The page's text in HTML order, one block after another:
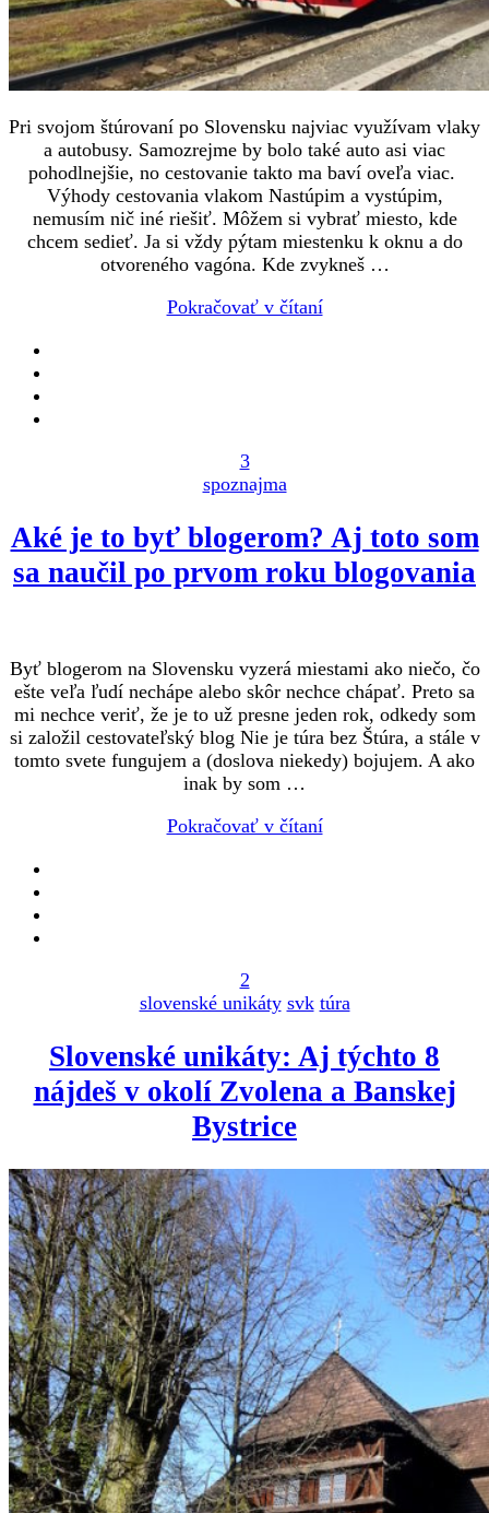
Pri svojom štúrovaní po Slovensku najviac využívam vlaky
a autobusy. Samozrejme by bolo také auto asi viac
pohodlnejšie, no cestovanie takto ma baví oveľa viac.
Výhody cestovania vlakom Nastúpim a vystúpim,
nemusím nič iné riešiť. Môžem si vybrať miesto, kde
chcem sedieť. Ja si vždy pýtam miestenku k oknu a do
otvoreného vagóna. Kde zvykneš …
Pokračovať v čítaní
3
spoznajma
Aké je to byť blogerom? Aj toto som
sa naučil po prvom roku blogovania
Byť blogerom na Slovensku vyzerá miestami ako niečo, čo
ešte veľa ľudí nechápe alebo skôr nechce chápať. Preto sa
mi nechce veriť, že je to už presne jeden rok, odkedy som
si založil cestovateľský blog Nie je túra bez Štúra, a stále v
tomto svete fungujem a (doslova niekedy) bojujem. A ako
inak by som …
Pokračovať v čítaní
2
slovenské unikáty svk túra
Slovenské unikáty: Aj týchto 8
nájdeš v okolí Zvolena a Banskej
Bystrice